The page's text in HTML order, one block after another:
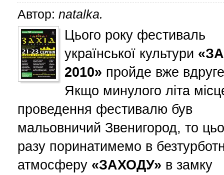
Автор: natalka.
Цього року фестиваль
української культури
2010» пройде вже
Якщо минулого літа
проведення фестивалю був
мальовничий Звенигород, то
разу поринатимемо в
атмосферу «ЗАХОДУ» в замку